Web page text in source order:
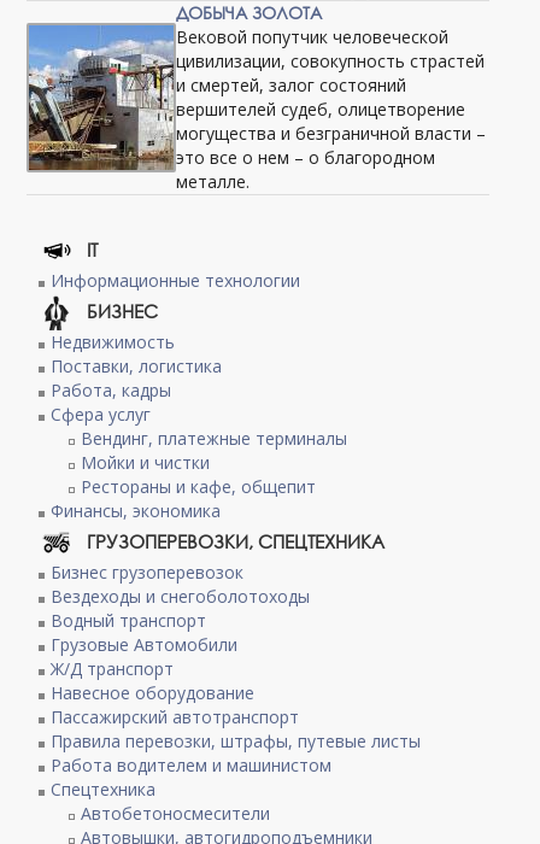
ДОБЫЧА ЗОЛОТА
Вековой попутчик человеческой
цивилизации, совокупность страстей
и смертей, залог состояний
вершителей судеб, олицетворение
могущества и безграничной власти –
это все о нем – о благородном
металле.
IT
Информационные технологии
БИЗНЕС
Недвижимость
Поставки, логистика
Работа, кадры
Сфера услуг
Вендинг, платежные терминалы
Мойки и чистки
Рестораны и кафе, общепит
Финансы, экономика
ГРУЗОПЕРЕВОЗКИ, СПЕЦТЕХНИКА
Бизнес грузоперевозок
Вездеходы и снегоболотоходы
Водный транспорт
Грузовые Автомобили
Ж/Д транспорт
Навесное оборудование
Пассажирский автотранспорт
Правила перевозки, штрафы, путевые листы
Работа водителем и машинистом
Спецтехника
Автобетоносмесители
Автовышки, автогидроподъемники